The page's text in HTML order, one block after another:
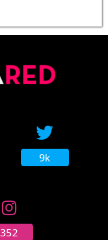
9k
352